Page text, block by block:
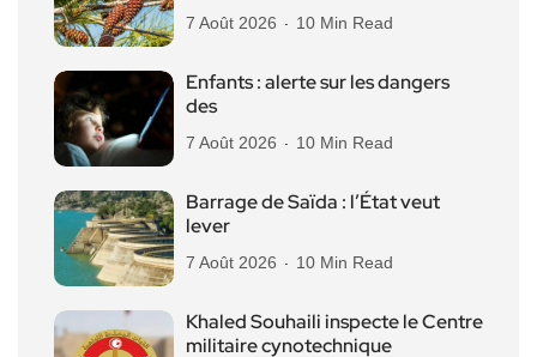
7 Août 2026 10 Min Read
Enfants : alerte sur les dangers
des
7 Août 2026 10 Min Read
Barrage de Saïda : l’État veut
lever
7 Août 2026 10 Min Read
Khaled Souhaili inspecte le Centre
militaire cynotechnique